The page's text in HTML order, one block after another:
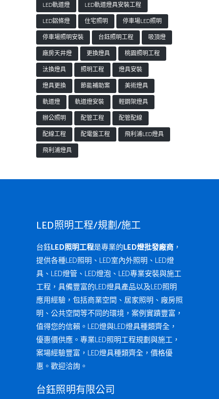
LED軌道燈
LED軌道燈具安裝工程
LED鋁條燈
住宅照明
停車場LED照明
停車場照明安裝
台鈺照明工程
吸頂燈
廠房天井燈
更換燈具
桃園照明工程
汰換燈具
照明工程
燈具安裝
燈具更換
節能補助案
美術燈具
軌道燈
軌道燈安裝
輕鋼架燈具
辦公照明
配管工程
配管配線
配線工程
配電盤工程
飛利浦LED燈具
飛利浦燈具
LED照明工程/規劃/施工
台鈺LED照明工程是專業的LED燈批發廠商 ，
提供各種LED照明、LED室內外照明、LED燈
具、LED燈管、LED燈泡、LED專業安裝與施工
工程，具備豐富的LED燈具產品以及LED照明
應用經驗，包括商業空間、居家照明、廠房照
明、公共空間等不同的環境，案例實蹟豐富，
值得您的信賴。LED燈與LED燈具種類齊全，
優惠價供應。專業LED照明工程規劃與施工，
案場經驗豐富，LED燈具種類齊全，價格優
惠。歡迎洽詢。
台鈺照明有限公司